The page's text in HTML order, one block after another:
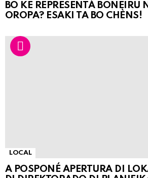
BO KE REPRESENTÁ BONEIRU
OROPA? ESAKI TA BO CHÈNS!
LOCAL
A POSPONÉ APERTURA DI